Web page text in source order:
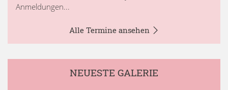
Anmeldungen...
Alle Termine ansehen
NEUESTE GALERIE